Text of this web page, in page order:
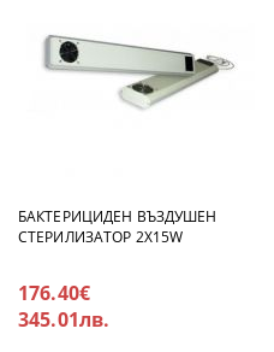
БАКТЕРИЦИДЕН ВЪЗДУШЕН
СТЕРИЛИЗАТОР 2X15W
176.40€
345.01лв.